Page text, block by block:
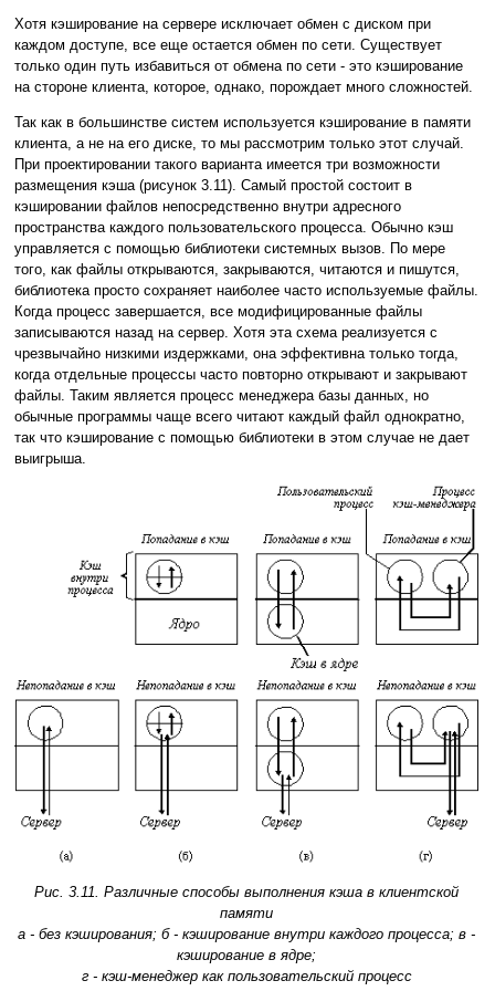
Хотя кэширование на сервере исключает обмен с диском при
каждом доступе, все еще остается обмен по сети. Существует
только один путь избавиться от обмена по сети - это кэширование
на стороне клиента, которое, однако, порождает много сложностей.
Так как в большинстве систем используется кэширование в памяти
клиента, а не на его диске, то мы рассмотрим только этот случай.
При проектировании такого варианта имеется три возможности
размещения кэша (рисунок 3.11). Самый простой состоит в
кэшировании файлов непосредственно внутри адресного
пространства каждого пользовательского процесса. Обычно кэш
управляется с помощью библиотеки системных вызов. По мере
того, как файлы открываются, закрываются, читаются и пишутся,
библиотека просто сохраняет наиболее часто используемые файлы.
Когда процесс завершается, все модифицированные файлы
записываются назад на сервер. Хотя эта схема реализуется с
чрезвычайно низкими издержками, она эффективна только тогда,
когда отдельные процессы часто повторно открывают и закрывают
файлы. Таким является процесс менеджера базы данных, но
обычные программы чаще всего читают каждый файл однократно,
так что кэширование с помощью библиотеки в этом случае не дает
выигрыша.
Рис. 3.11. Различные способы выполнения кэша в клиентской
памяти
а - без кэширования; б - кэширование внутри каждого процесса; в -
кэширование в ядре;
г - кэш-менеджер как пользовательский процесс